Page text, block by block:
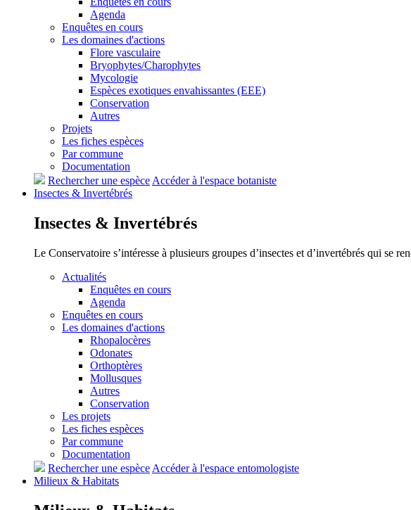
Agenda
Enquêtes en cours
Les domaines d'actions
Flore vasculaire
Bryophytes/Charophytes
Mycologie
Espèces exotiques envahissantes (EEE)
Conservation
Autres
Projets
Les fiches espèces
Par commune
Documentation
Rechercher une espèceAccéder à l'espace botaniste
Insectes & Invertébrés
Insectes & Invertébrés
Le Conservatoire s’intéresse à plusieurs groupes d’insectes et d’invertébrés qui se
Actualités
Enquêtes en cours
Agenda
Enquêtes en cours
Les domaines d'actions
Rhopalocères
Odonates
Orthoptères
Mollusques
Autres
Conservation
Les projets
Les fiches espèces
Par commune
Documentation
Rechercher une espèce Accéder à l'espace entomologiste
Milieux & Habitats